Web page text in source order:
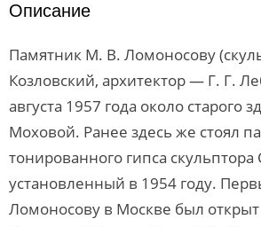
Описание
Памятник М. В. Ломоносову
Козловский, архитектор — Г. Г.
августа 1957 года около старого
Моховой. Ранее здесь же стоял
тонированного гипса
установленный в 1954 году.
Ломоносову в Москве был открыт